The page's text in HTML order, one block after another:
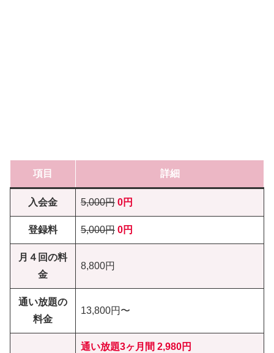
項目 詳細
入会金 5,000円 0円
登録料 5,000円 0円
月４回の料
金
8,800円
通い放題の
料金
13,800円〜
通い放題3ヶ月間 2,980円